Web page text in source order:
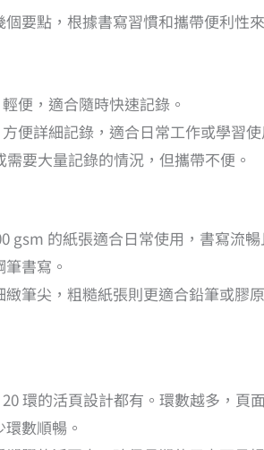
要點，根據書寫習慣和攜帶便利性
便，適合隨時快速記錄。
便詳細記錄，適合日常工作或學習使
要大量記錄的情況，但攜帶不便。
gsm 的紙張適合日常使用，書寫流
書寫。
筆尖，粗糙紙張則更適合鉛筆或膠
環的活頁設計都有。環數越多，頁
數順暢。